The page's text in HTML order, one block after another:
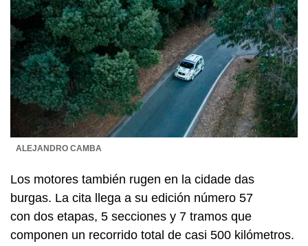
ALEJANDRO CAMBA
Los motores también rugen en la cidade das
burgas. La cita llega a su edición número 57
con dos etapas, 5 secciones y 7 tramos que
componen un recorrido total de casi 500 kilómetros.